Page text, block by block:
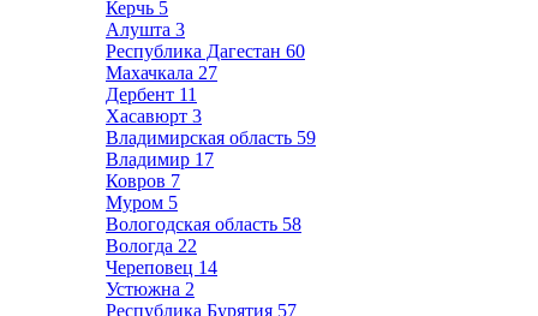
Керчь 5
Алушта 3
Республика Дагестан 60
Махачкала 27
Дербент 11
Хасавюрт 3
Владимирская область 59
Владимир 17
Ковров 7
Муром 5
Вологодская область 58
Вологда 22
Череповец 14
Устюжна 2
Республика Бурятия 57